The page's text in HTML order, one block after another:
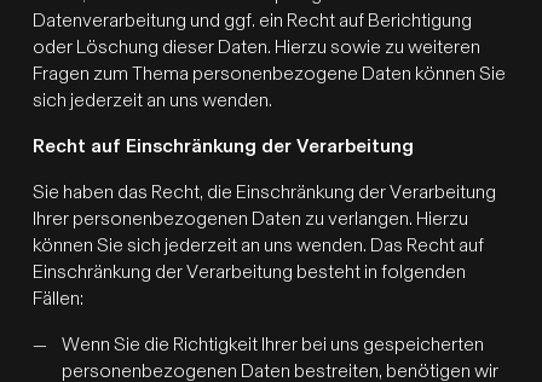
Datenverarbeitung und ggf. ein Recht auf Berichtigung
oder Löschung dieser Daten. Hierzu sowie zu weiteren
Fragen zum Thema personenbezogene Daten können Sie
sich jederzeit an uns wenden.
Recht auf Einschränkung der Verarbeitung
Sie haben das Recht, die Einschränkung der Verarbeitung
Ihrer personenbezogenen Daten zu verlangen. Hierzu
können Sie sich jederzeit an uns wenden. Das Recht auf
Einschränkung der Verarbeitung besteht in folgenden
Fällen:
Wenn Sie die Richtigkeit Ihrer bei uns gespeicherten
personenbezogenen Daten bestreiten, benötigen wir